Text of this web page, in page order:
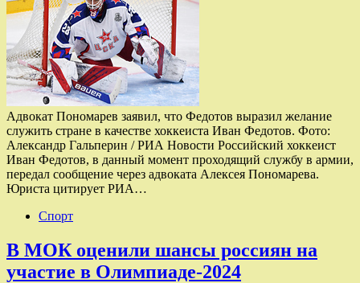
Адвокат Пономарев заявил, что Федотов выразил желание
служить стране в качестве хоккеиста Иван Федотов. Фото:
Александр Гальперин / РИА Новости Российский хоккеист
Иван Федотов, в данный момент проходящий службу в армии,
передал сообщение через адвоката Алексея Пономарева.
Юриста цитирует РИА…
Спорт
В МОК оценили шансы россиян на
участие в Олимпиаде-2024